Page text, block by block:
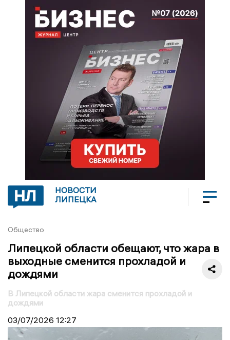
НОВОСТИ
ЛИПЕЦКА
Общество
Липецкой области обещают, что жара в
выходные сменится прохладой и
дождями
В Липецкой области жара сменится прохладой и
дождями
03/07/2026 12:27